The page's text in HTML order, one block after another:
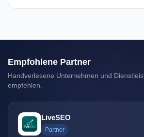
Empfohlene Partner
Handverlesene Unternehmen und
empfehlen.
LiveSEO
Partner